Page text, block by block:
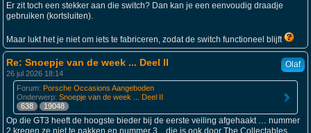
Er zit toch een stekker aan die switch? Dan kan je een eenvoudig draadje
gebruiken (kortsluiten).
Maar lukt het je niet om iets te fabriceren, zodat de switch functioneel blijft
Olaf
Re: Snoepje van de week ... Deel II
26 jul 2026 18:14
Forum: Porsche Occasions Aangeboden
Onderwerp: Snoepje van de week ... Deel II
638
19048
Op die GT3 heeft de hoogste bieder bij de eerste veiling afgehaakt … nummer
2 kregen ze niet te pakken en nummer 3 .. die is ook door The Collectables